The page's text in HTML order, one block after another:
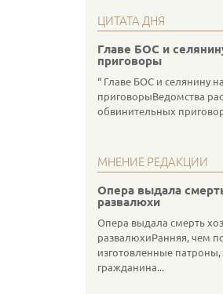
ЦИТАТА ДНЯ
Главе БОС и
приговоры
Главе БОС и селянину
приговорыВедомства
обвинительных
МНЕНИЕ РЕДАКЦИИ
Опера выдала
развалюхи
Опера выдала смерть
развалюхиРанняя, чем
изготовленные патроны,
гражданина...